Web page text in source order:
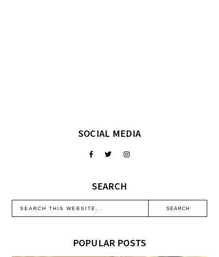
SOCIAL MEDIA
SEARCH
POPULAR POSTS